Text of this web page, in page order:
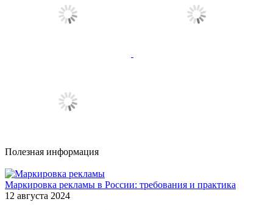
Полезная информация
Маркировка рекламы в России: требования и практика
12 августа 2024